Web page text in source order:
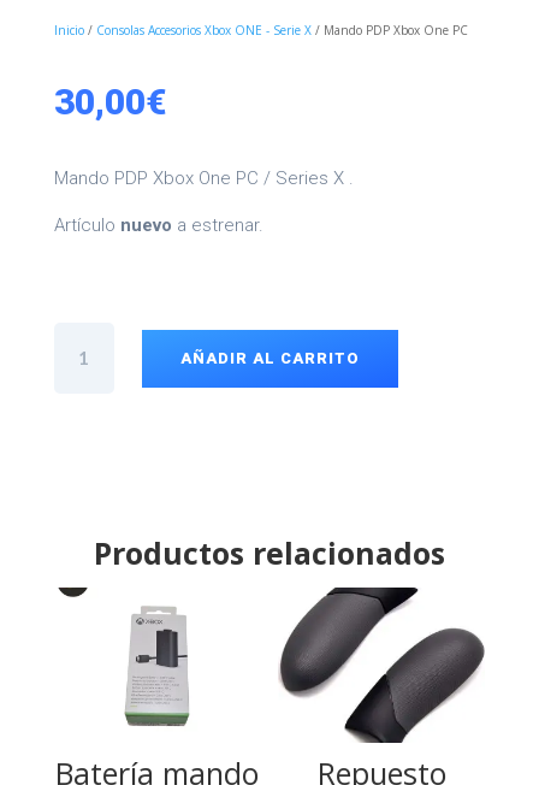
Inicio/ Consolas Accesorios Xbox ONE - Serie X/ Mando PDP Xbox One PC
30,00€
Mando PDP Xbox One PC / Series X .
Artículo nuevo a estrenar.
AÑADIR AL CARRITO
Productos relacionados
Batería mando Repuesto